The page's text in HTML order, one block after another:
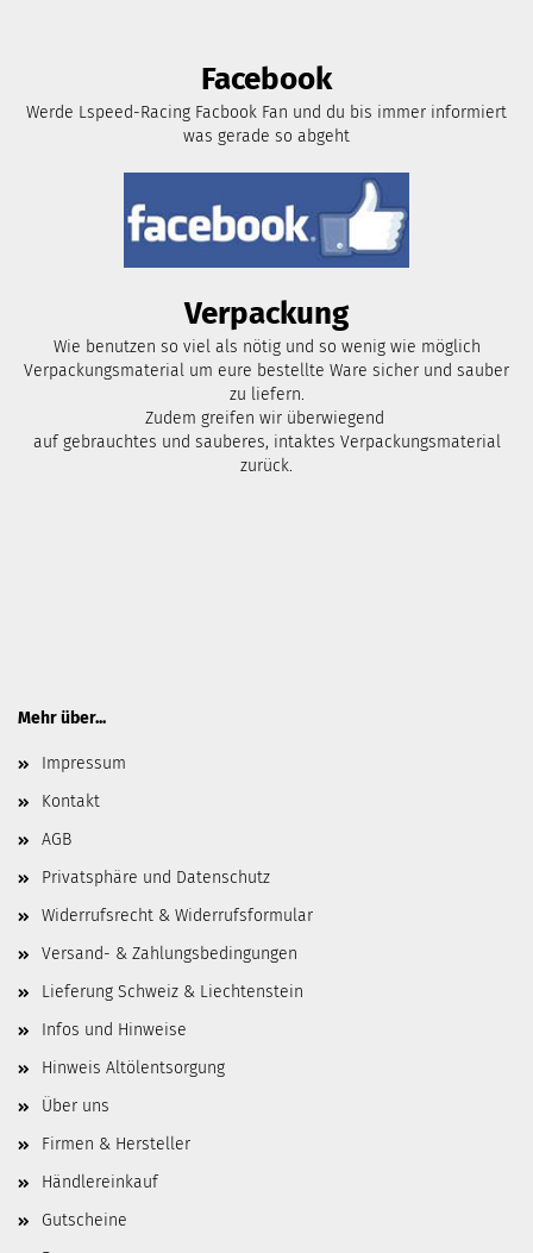
Facebook
Werde Lspeed-Racing Facbook Fan und du bis immer informiert
was gerade so abgeht
Verpackung
Wie benutzen so viel als nötig und so wenig wie möglich
Verpackungsmaterial um eure bestellte Ware sicher und sauber
zu liefern.
Zudem greifen wir überwiegend
auf gebrauchtes und sauberes, intaktes Verpackungsmaterial
zurück.
Mehr über...
Impressum
Kontakt
AGB
Privatsphäre und Datenschutz
Widerrufsrecht & Widerrufsformular
Versand- & Zahlungsbedingungen
Lieferung Schweiz & Liechtenstein
Infos und Hinweise
Hinweis Altölentsorgung
Über uns
Firmen & Hersteller
Händlereinkauf
Gutscheine